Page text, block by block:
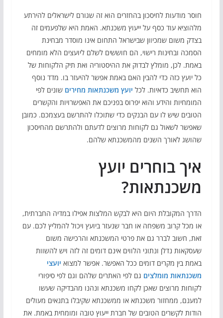
חוסר מודעות לחיסכון בהחזרים הוא זה שגורם לישראלים להירתע
מלהוציא עוד כסף על ייעוץ משכנתא. האמת היא שלפעמים זה
בצדק משום שמכיוון שבישראל התחום אינו מוסדר מבחינת
הסמכה ובחינות רישוי, הם חוששים לשלם ליועצים הלא מומחים
באמת. לכן, מומלץ לבדוק את ההיסטוריה ואת תיק הלקוחות של
כל יועץ כזה כדי להבין האם באמת אפשר להיעזר בו. מדד נוסף
הוא תחשיב כדאיות. לכל יועץ משכנתאות מחירים שונים לפי
המומחיות והידע והוא יפרוס בפניכם את האפשרויות והקשרים
הטובים שיש לו עם הבנקים כדי שתוכלו להתרשם בעצמכם. כמובן
שאפשר לשאול גם לקוחות מרוצים לדעתם ולהתרשם מהחיסכון
שהושג לאורך השנים מהמשכנתא שלהם.
איך בוחרים יועץ
משכנתאות?
הדרך המקובלת היום היא לבקש המלצות אפילו במדיה החברתית,
או מכל קרוב משפחה או חבר שנעזר ביועץ ויכול להמליץ לכם. עם
זאת, חשוב לברר גם את פרטי המשכנתא והרכישה משום
שעסקאות נדלן ונתוני הלווים אינם דומים זה לזה ויש להשוות
באמת בין מקרים דומים ככל האפשר. אפשר למצוא יועצי
משכנתאות מומלצים גם לפי האתרים שלהם וגם לפי סיפורי
לקוחות מרוצים שאכן לקחו משכנתא ונהנו מהבדיקה שעשו
למענם, ממחזור משכנתא או ממשכנתא שקיבלו בתנאים מעולים
הודות לקשרים הטובים של חברת ייעוץ טובה ומומחית באמת. את